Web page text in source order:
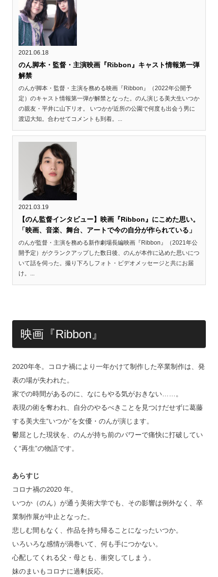
2021.06.18
のん脚本・監督・主演映画『Ribbon』キャスト情報第一弾
解禁
のんが脚本・監督・主演を務める映画『Ribbon』（2022年公開予
定）のキャスト情報第一弾が解禁となった。のん演じる美大生いつか
の親友・平井に山下リオ。 いつかが近所の公園で何度も出会う男に
渡辺大知。合わせてコメントも到着。...
2021.03.19
【のん監督インタビュー】映画『Ribbon』にこめた思い。
「映画、音楽、舞台、アートで今の自分が作られている」
のんが監督・主演を務める新作劇場長編映画『Ribbon』（2021年公
開予定）がクランクアップした数日後、のんが本作に込めた思いにつ
いて話を伺った。撮り下ろしフォト・ビデオメッセージと共にお届
け。...
映画『Ribbon』
2020年冬。コロナ禍により一年かけて制作した卒業制作は、発
表の場が失われた。
家での時間があるのに、なにもやる気がおきない……。
表現の術を奪われ、自分のやるべきことを見つけだせずに葛藤
する美大生“いつか”を女優・のんが演じます。
鬱屈とした現状を、のんが持ち前のパワーで痛快に打破してい
く“再生”の物語です。
あらすじ
コロナ禍の2020 年。
いつか（のん）が通う美術大学でも、その影響は例外なく、卒
業制作展が中止となった。
悲しむ間もなく、作品を持ち帰ることになったいつか。
いろいろな感情が渦巻いて、何も手につかない。
心配してくれる父・母とも、衝突してしまう。
妹のまいもコロナに過剰反応。